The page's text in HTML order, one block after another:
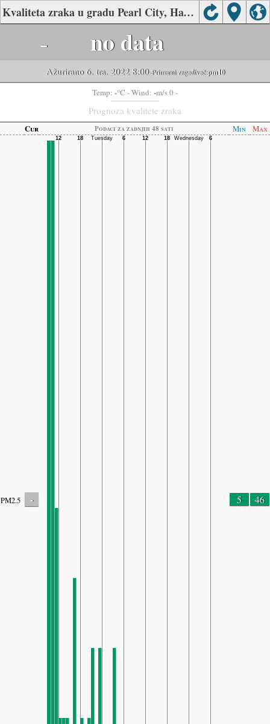
Kvaliteta zraka u gradu Pearl City, Hawaii
- no data
Ažurirano 6. tra. 2022 8:00-Primarni zagađivač:pm10
Temp: -°C - Wind: -m/s 0 -
Prognoza kvalitete zraka
Cur Podaci za zadnjih 48 sati Min Max
PM2.5 - 5 46